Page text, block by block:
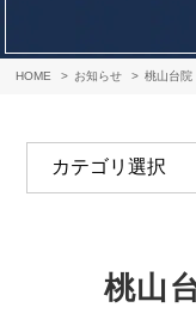
HOME お知らせ 桃山台院
桃山